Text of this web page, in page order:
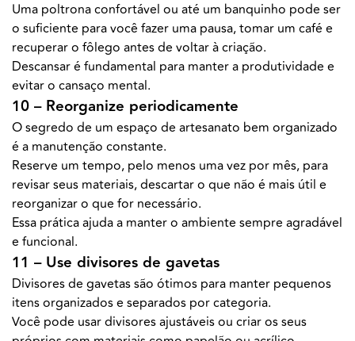
Uma poltrona confortável ou até um banquinho pode ser
o suficiente para você fazer uma pausa, tomar um café e
recuperar o fôlego antes de voltar à criação.
Descansar é fundamental para manter a produtividade e
evitar o cansaço mental.
10 – Reorganize periodicamente
O segredo de um espaço de artesanato bem organizado
é a manutenção constante.
Reserve um tempo, pelo menos uma vez por mês, para
revisar seus materiais, descartar o que não é mais útil e
reorganizar o que for necessário.
Essa prática ajuda a manter o ambiente sempre agradável
e funcional.
11 – Use divisores de gavetas
Divisores de gavetas são ótimos para manter pequenos
itens organizados e separados por categoria.
Você pode usar divisores ajustáveis ou criar os seus